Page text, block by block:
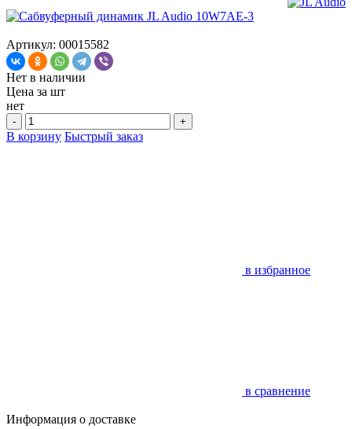
Артикул: 00015582
Нет в наличии
Цена за шт
нет
- +
В корзину Быстрый заказ
в избранное
в сравнение
Информация о доставке